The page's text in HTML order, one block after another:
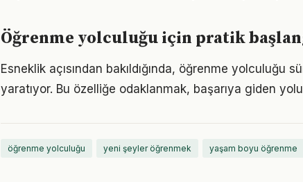
Öğrenme yolculuğu için pratik
Esneklik açısından bakıldığında, öğrenme
yaratıyor. Bu özelliğe odaklanmak, başarıya giden
öğrenme yolculuğu yeni şeyler öğrenmek yaşam boyu öğrenme